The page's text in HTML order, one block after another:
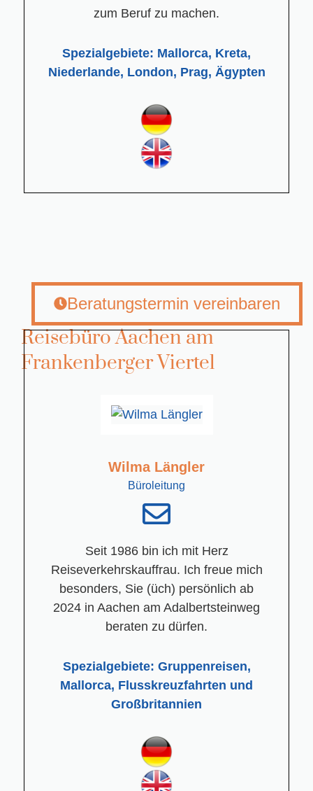
zum Beruf zu machen.
Spezialgebiete: Mallorca, Kreta,
Niederlande, London, Prag, Ägypten
Beratungstermin vereinbaren
Reisebüro Aachen am
Frankenberger Viertel
Wilma Längler
Büroleitung
Seit 1986 bin ich mit Herz
Reiseverkehrskauffrau. Ich freue mich
besonders, Sie (üch) persönlich ab
2024 in Aachen am Adalbertsteinweg
beraten zu dürfen.
Spezialgebiete: Gruppenreisen,
Mallorca, Flusskreuzfahrten und
Großbritannien